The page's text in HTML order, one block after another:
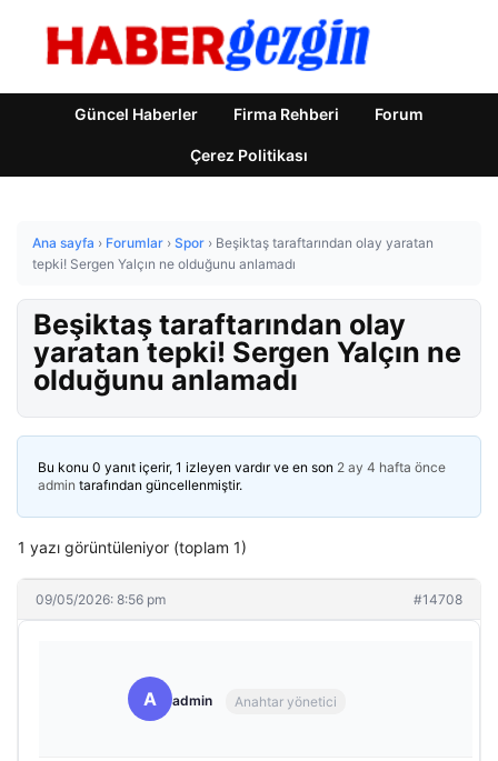
Güncel Haberler Firma Rehberi Forum
Çerez Politikası
Ana sayfa › Forumlar › Spor › Beşiktaş taraftarından olay yaratan
tepki! Sergen Yalçın ne olduğunu anlamadı
Beşiktaş taraftarından olay
yaratan tepki! Sergen Yalçın ne
olduğunu anlamadı
Bu konu 0 yanıt içerir, 1 izleyen vardır ve en son 2 ay 4 hafta önce
admin tarafından güncellenmiştir.
1 yazı görüntüleniyor (toplam 1)
09/05/2026: 8:56 pm #14708
A admin Anahtar yönetici